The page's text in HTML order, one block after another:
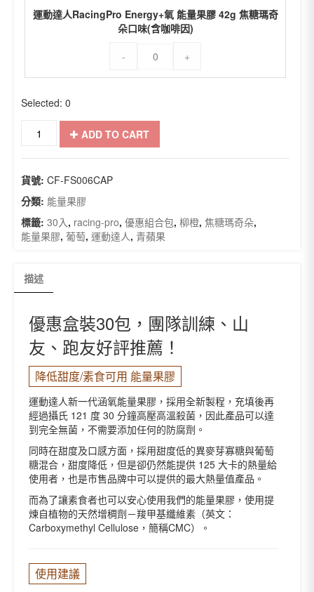
運動達人RacingPro Energy+氧 能量果膠 42g 焦糖瑪奇
朵口味(含咖啡因)
-
達
Energy+氧
能
量
果
糖
瑪
奇
啡
因)
數
量
+
Selected: 0
達
RacingPro
能
量
果
膠
任
選】
裝
包
數
ADD TO CART
貨號: CF-FS006CAP
分類: 能量果膠
標籤: 30入, racing-pro, 優惠組合包, 柳橙, 焦糖瑪奇朵,
能量果膠, 葡萄, 運動達人, 青蘋果
描述
優惠盒裝30包，團隊訓練、山
友、跑友好評推薦！
降低甜度/素食可用 能量果膠
運動達人新一代涵氧能量果膠，採用全新製程，充填後再
經過攝氏 121 度 30 分鐘高壓高溫殺菌，因此產品可以達
到完全無菌，不需要添加任何的防腐劑。
同時在甜度及口感方面，採用甜度低的異麥芽寡糖與葡萄
糖混合，甜度降低，但是卻仍然能提供 125 大卡的熱量給
使用者，也是市售品牌中可以提供的最大熱量值產品。
而為了讓素食者也可以安心使用我們的能量果膠，使用提
煉自植物的天然增稠劑－羧甲基纖維素（英文：
Carboxymethyl Cellulose，簡稱CMC）。
使用建議